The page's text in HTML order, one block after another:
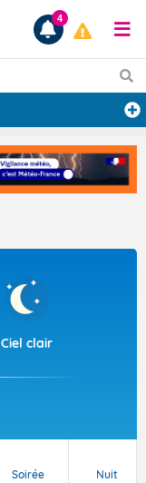
4
Ciel clair
Soirée Nuit